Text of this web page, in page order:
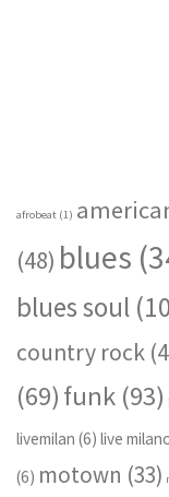
afrobeat (1)
(48) blues
blues soul
country rock
(69) funk (93)
livemilan (6) live
(6) motown (33)